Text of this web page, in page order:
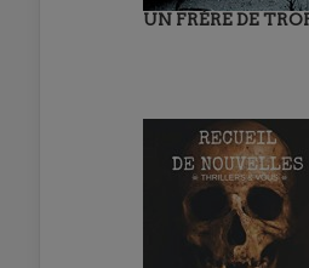
UN FRÈRE DE